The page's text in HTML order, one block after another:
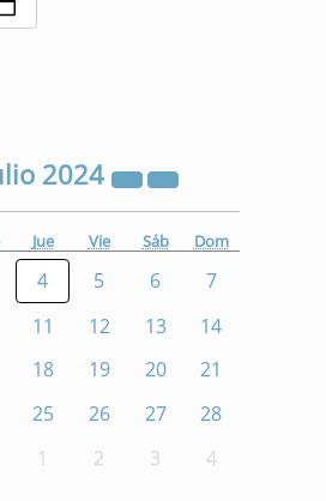
2024
Jue Vie Sáb Dom
4 5 6
7
11 12 13
14
18 19 20
21
25 26 27
28
1 2 3 4